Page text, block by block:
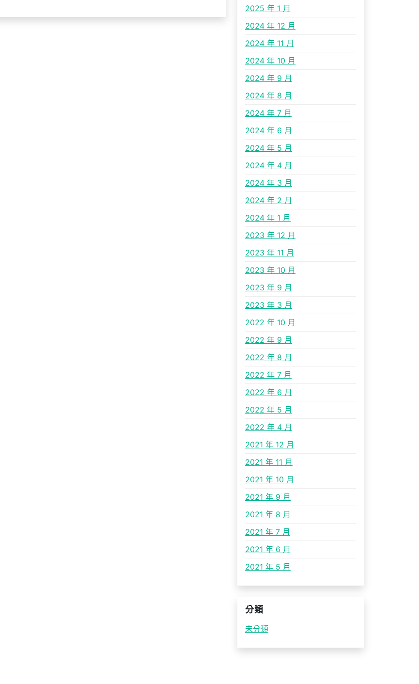
2025 年 1 月
2024 年 12 月
2024 年 11 月
2024 年 10 月
2024 年 9 月
2024 年 8 月
2024 年 7 月
2024 年 6 月
2024 年 5 月
2024 年 4 月
2024 年 3 月
2024 年 2 月
2024 年 1 月
2023 年 12 月
2023 年 11 月
2023 年 10 月
2023 年 9 月
2023 年 3 月
2022 年 10 月
2022 年 9 月
2022 年 8 月
2022 年 7 月
2022 年 6 月
2022 年 5 月
2022 年 4 月
2021 年 12 月
2021 年 11 月
2021 年 10 月
2021 年 9 月
2021 年 8 月
2021 年 7 月
2021 年 6 月
2021 年 5 月
分類
未分類